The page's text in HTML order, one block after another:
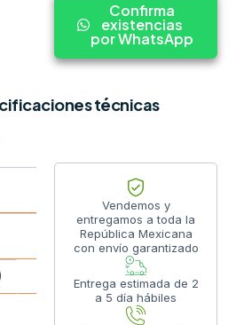
Confirma
existencias
por WhatsApp
técnicas
Vendemos y
entregamos a toda la
República Mexicana
con envío garantizado
Entrega estimada de 2
a 5 día hábiles